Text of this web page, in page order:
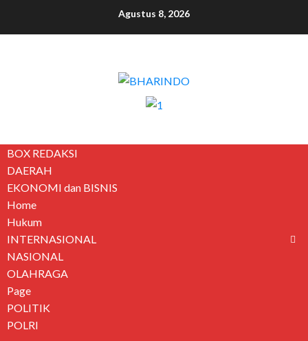
Agustus 8, 2026
BOX REDAKSI
DAERAH
EKONOMI dan BISNIS
Home
Hukum
INTERNASIONAL
NASIONAL
OLAHRAGA
Page
POLITIK
POLRI